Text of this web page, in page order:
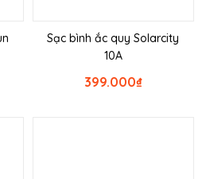
Sạc bình ắc quy Solarcity
10A
₫
399.000